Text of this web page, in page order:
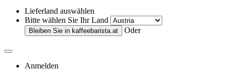
Lieferland auswählen
Bitte wählen Sie Ihr Land
Bleiben Sie in kaffeebarista.at Oder
Anmelden